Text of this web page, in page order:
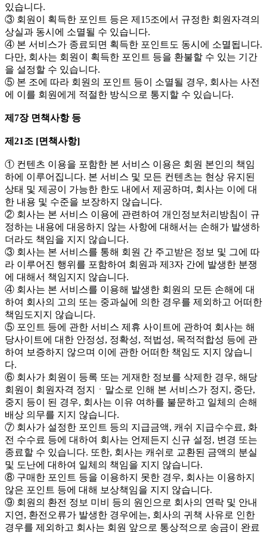
있습니다.
③ 회원이 획득한 포인트 등은 제15조에서 규정한 회원자격의
상실과 동시에 소멸될 수 있습니다.
④ 본 서비스가 종료되면 획득한 포인트도 동시에 소멸됩니다.
다만, 회사는 회원이 획득한 포인트 등을 환불할 수 있는 기간
을 설정할 수 있습니다.
⑤ 본 조에 따라 회원의 포인트 등이 소멸될 경우, 회사는 사전
에 이를 회원에게 적절한 방식으로 통지할 수 있습니다.
제7장 면책사항 등
제21조 [면책사항]
① 컨텐츠 이용을 포함한 본 서비스 이용은 회원 본인의 책임
하에 이루어집니다. 본 서비스 및 모든 컨텐츠는 현상 유지된
상태 및 제공이 가능한 한도 내에서 제공하며, 회사는 이에 대
한 내용 및 수준을 보장하지 않습니다.
② 회사는 본 서비스 이용에 관련하여 개인정보처리방침이 규
정하는 내용에 대응하지 않는 사항에 대해서는 손해가 발생하
더라도 책임을 지지 않습니다.
③ 회사는 본 서비스를 통해 회원 간 주고받은 정보 및 그에 따
라 이루어진 행위를 포함하여 회원과 제3자 간에 발생한 분쟁
에 대해서 책임지지 않습니다.
④ 회사는 본 서비스를 이용해 발생한 회원의 모든 손해에 대
하여 회사의 고의 또는 중과실에 의한 경우를 제외하고 어떠한
책임도지지 않습니다.
⑤ 포인트 등에 관한 서비스 제휴 사이트에 관하여 회사는 해
당사이트에 대한 안정성, 정확성, 적법성, 목적적합성 등에 관
하여 보증하지 않으며 이에 관한 어떠한 책임도 지지 않습니
다.
⑥ 회사가 회원이 등록 또는 게재한 정보를 삭제한 경우, 해당
회원이 회원자격 정지ㆍ말소로 인해 본 서비스가 정지, 중단,
중지 등이 된 경우, 회사는 이유 여하를 불문하고 일체의 손해
배상 의무를 지지 않습니다.
⑦ 회사가 설정한 포인트 등의 지급금액, 캐쉬 지급수수료, 화
전 수수료 등에 대하여 회사는 언제든지 신규 설정, 변경 또는
종료할 수 있습니다. 또한, 회사는 캐쉬로 교환된 금액의 분실
및 도난에 대하여 일체의 책임을 지지 않습니다.
⑧ 구매한 포인트 등을 이용하지 못한 경우, 회사는 이용하지
않은 포인트 등에 대해 보상책임을 지지 않습니다.
⑨ 회원의 환전 정보 미비 등의 원인으로 회사의 연락 및 안내
지연, 환전오류가 발생한 경우에는, 회사의 귀책 사유로 인한
경우를 제외하고 회사는 회원 앞으로 통상적으로 송금이 완료